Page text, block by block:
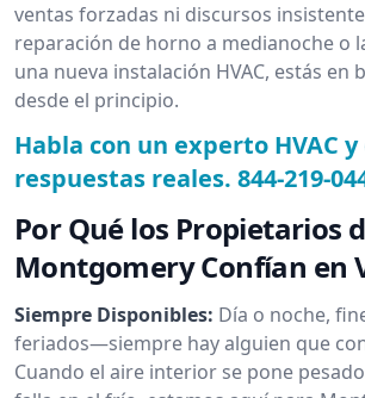
ventas forzadas ni discursos
reparación de horno a medianoche o
una nueva instalación HVAC, estás en
desde el principio.
Habla con un experto HVAC
respuestas reales. 844-219-
Por Qué los Propietarios
Montgomery Confían en
Siempre Disponibles: Día o noche,
feriados—siempre hay alguien que
Cuando el aire interior se pone